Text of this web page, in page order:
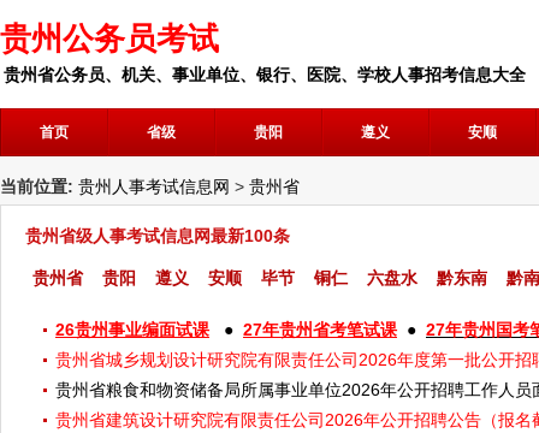
贵州公务员考试
贵州省公务员、机关、事业单位、银行、医院、学校人事招考信息大全
首页 省级 贵阳 遵义 安顺
当前位置: 贵州人事考试信息网 > 贵州省
贵州省级人事考试信息网最新100条
贵州省 贵阳 遵义 安顺 毕节 铜仁 六盘水 黔东南 黔南
26贵州事业编面试课● 27年贵州省考笔试课● 27年贵州国考
贵州省城乡规划设计研究院有限责任公司2026年度第一批公开
贵州省粮食和物资储备局所属事业单位2026年公开招聘工作人
贵州省建筑设计研究院有限责任公司2026年公开招聘公告（报名